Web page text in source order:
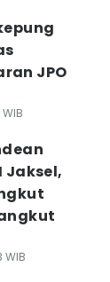
JPO
Jaksel,
WIB